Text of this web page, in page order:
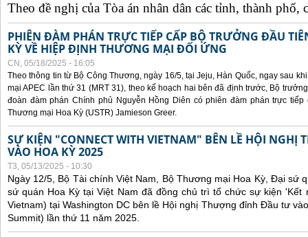
Theo đề nghị của Tòa án nhân dân các tỉnh, thành phố,
PHIÊN ĐÀM PHÁN TRỰC TIẾP CẤP BỘ TRƯỞNG ĐẦU
KỲ VỀ HIỆP ĐỊNH THƯƠNG MẠI ĐỐI ỨNG
CN, 05/18/2025 - 16:05
Theo thông tin từ Bộ Công Thương, ngày 16/5, tại Jeju, Hàn Quốc, ngay sau
mại APEC lần thứ 31 (MRT 31), theo kế hoạch hai bên đã định trước, Bộ
đoàn đàm phán Chính phủ Nguyễn Hồng Diên có phiên đàm phán trực
Thương mại Hoa Kỳ (USTR) Jamieson Greer.
SỰ KIỆN "CONNECT WITH VIETNAM" BÊN LỀ HỘI
VÀO HOA KỲ 2025
T3, 05/13/2025 - 10:30
Ngày 12/5, Bộ Tài chính Việt Nam, Bộ Thương mại Hoa Kỳ, Đại sứ
sứ quán Hoa Kỳ tại Việt Nam đã đồng chủ trì tổ chức sự kiện 'Kết
Vietnam) tại Washington DC bên lề Hội nghị Thượng đỉnh Đầu tư
Summit) lần thứ 11 năm 2025.